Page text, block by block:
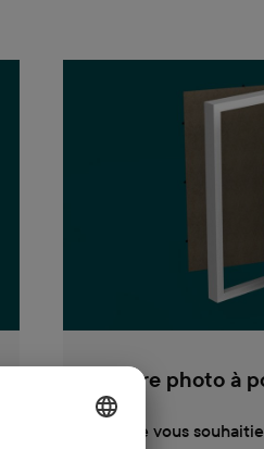
Cadre photo à
Que vous